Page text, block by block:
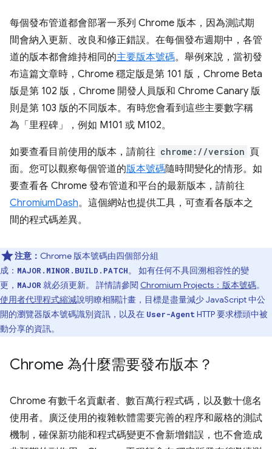
每個發布管道都會部署一系列 Chrome 版本，因為測試期
間會納入更新、改良和修正錯誤。在每個發布週期中，各管
道的版本都會維持相同的主要版本號碼。舉例來說，當初發
布這篇文章時，Chrome 穩定版是第 101 版，Chrome Beta
版是第 102 版，Chrome 開發人員版和 Chrome Canary 版
則是第 103 版的不同版本。有時您會看到這些主要數字稱
為「里程碑」
，例如 M101 或 M102。
如要查看目前使用的版本，請前往 chrome://version 頁
面。您可以觀察每個管道的版本號碼隨時間變化的情形。如
要查看各 Chrome 發布管道和平台的最新版本，請前往
ChromiumDash。這個網站也提供工具，可查看各版本之
間的程式碼差異。
注意： Chrome 版本號碼由四個部分組
成： MAJOR.MINOR.BUILD.PATCH。 如有任何不具回溯相容性的變
更， MAJOR 就必須更新。 詳情請參閱 Chromium Projects：版本號碼。
使用者代理程式縮減說明瞭相關計畫，目標是盡量減少 JavaScript 中公
開的瀏覽器版本號碼識別資訊，以及在 User-Agent HTTP 要求標頭中被
動分享的資訊。
Chrome 為什麼需要發布版本？
Chrome 有數千名貢獻者、數百萬行程式碼，以及數十億名
使用者。廣泛使用的複雜軟體需要完善的程序和嚴格的測試
機制，確保新功能和程式碼變更不會新增錯誤，也不會造成